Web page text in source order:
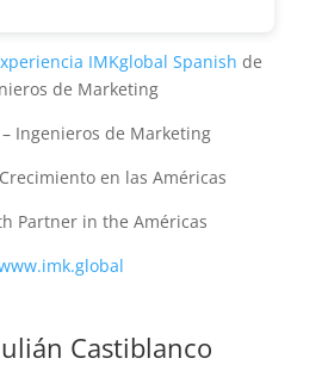
IMKglobal Spanish de
de Marketing
Ingenieros de Marketing
en las Américas
Partner in the Américas
Castiblanco